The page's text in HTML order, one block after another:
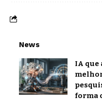
News
IA que
forma